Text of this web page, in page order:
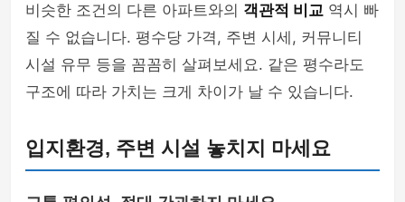
비슷한 조건의 다른 아파트와의 객관적 비교 역시 빠
질 수 없습니다. 평수당 가격, 주변 시세, 커뮤니티
시설 유무 등을 꼼꼼히 살펴보세요. 같은 평수라도
구조에 따라 가치는 크게 차이가 날 수 있습니다.
입지환경, 주변 시설 놓치지 마세요